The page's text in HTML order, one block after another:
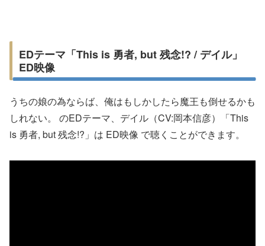
EDテーマ「This is 勇者, but 残念!? / デイル」
ED映像
うちの娘の為ならば、俺はもしかしたら魔王も倒せるかも
しれない。 のEDテーマ、デイル（CV:岡本信彦）「This
is 勇者, but 残念!?」は ED映像 で聴くことができます。